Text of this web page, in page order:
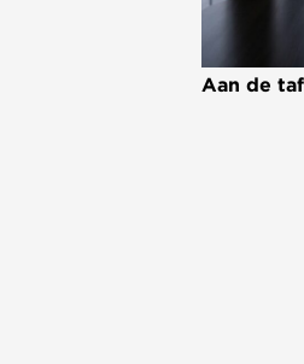
Aan de